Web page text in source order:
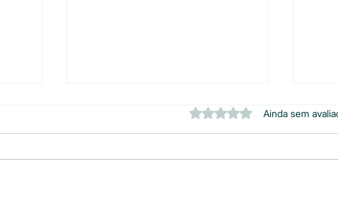
Avaliado com 0 de 5 estrelas.
Ainda sem